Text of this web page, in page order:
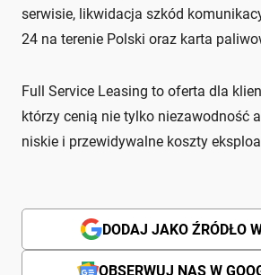
serwisie, likwidacja szkód
24 na terenie Polski oraz karta
Full Service Leasing to oferta dla
którzy cenią nie tylko niezawodność
niskie i przewidywalne koszty
DODAJ JAKO ŹRÓDŁO
OBSERWUJ NAS W